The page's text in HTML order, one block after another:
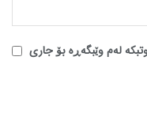
لەم وێبگەڕە بۆ جاری